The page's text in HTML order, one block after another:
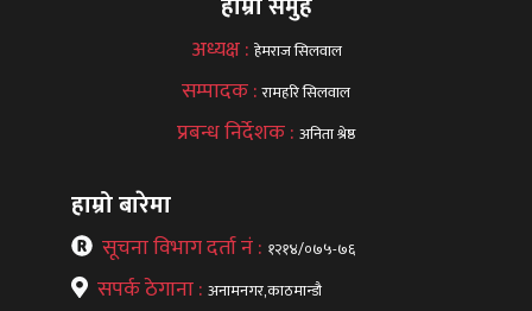
अध्यक्ष : हेमराज सिलवाल
सम्पादक :रामहरि सिलवाल
प्रबन्ध निर्देशक : अनिता श्रेष्ठ
हाम्रो बारेमा
सूचना विभाग दर्ता नं : १२१४/०७५-७६
सपर्क ठेगाना : अनामनगर,काठमान्डौ